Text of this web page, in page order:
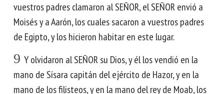
vuestros padres clamaron al SEÑOR, el SEÑOR envió a
Moisés y a Aarón, los cuales sacaron a vuestros padres
de Egipto, y los hicieron habitar en este lugar.
9 Y olvidaron al SEÑOR su Dios, y él los vendió en la
mano de Sísara capitán del ejército de Hazor, y en la
mano de los filisteos, y en la mano del rey de Moab, los